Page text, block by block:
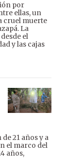
por
ellas, un
cruel muerte
La
el
y las cajas
21 años y a
el marco del
años,